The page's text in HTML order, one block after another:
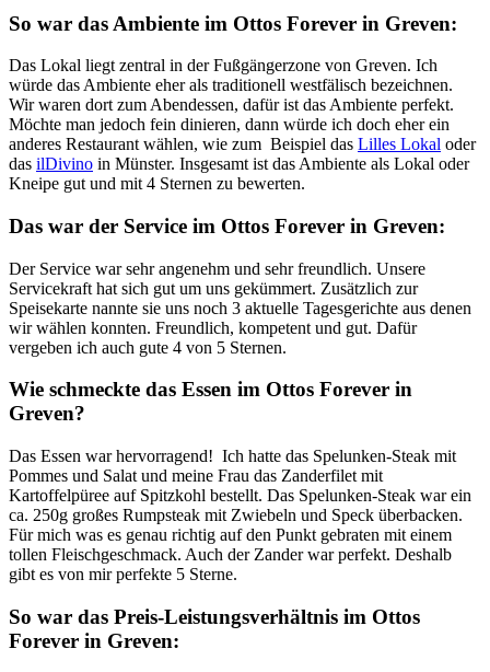
So war das Ambiente im Ottos Forever in Greven:
Das Lokal liegt zentral in der Fußgängerzone von Greven. Ich
würde das Ambiente eher als traditionell westfälisch bezeichnen.
Wir waren dort zum Abendessen, dafür ist das Ambiente perfekt.
Möchte man jedoch fein dinieren, dann würde ich doch eher ein
anderes Restaurant wählen, wie zum Beispiel das Lilles Lokal oder
das ilDivino in Münster. Insgesamt ist das Ambiente als Lokal oder
Kneipe gut und mit 4 Sternen zu bewerten.
Das war der Service im Ottos Forever in Greven:
Der Service war sehr angenehm und sehr freundlich. Unsere
Servicekraft hat sich gut um uns gekümmert. Zusätzlich zur
Speisekarte nannte sie uns noch 3 aktuelle Tagesgerichte aus denen
wir wählen konnten. Freundlich, kompetent und gut. Dafür
vergeben ich auch gute 4 von 5 Sternen.
Wie schmeckte das Essen im Ottos Forever in
Greven?
Das Essen war hervorragend! Ich hatte das Spelunken-Steak mit
Pommes und Salat und meine Frau das Zanderfilet mit
Kartoffelpüree auf Spitzkohl bestellt. Das Spelunken-Steak war ein
ca. 250g großes Rumpsteak mit Zwiebeln und Speck überbacken.
Für mich was es genau richtig auf den Punkt gebraten mit einem
tollen Fleischgeschmack. Auch der Zander war perfekt. Deshalb
gibt es von mir perfekte 5 Sterne.
So war das Preis-Leistungsverhältnis im Ottos
Forever in Greven: